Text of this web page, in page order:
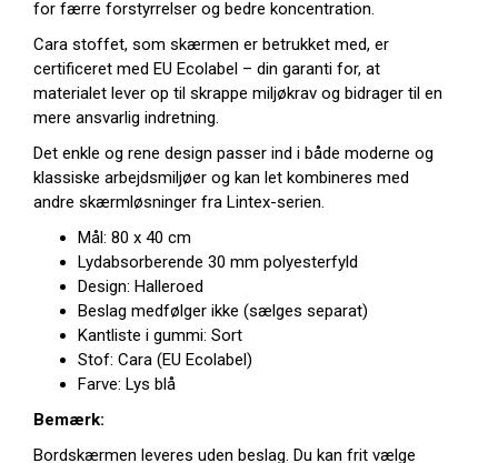
for færre forstyrrelser og bedre koncentration.
Cara stoffet, som skærmen er betrukket med, er
certificeret med EU Ecolabel – din garanti for, at
materialet lever op til skrappe miljøkrav og bidrager til en
mere ansvarlig indretning.
Det enkle og rene design passer ind i både moderne og
klassiske arbejdsmiljøer og kan let kombineres med
andre skærmløsninger fra Lintex-serien.
Mål: 80 x 40 cm
Lydabsorberende 30 mm polyesterfyld
Design: Halleroed
Beslag medfølger ikke (sælges separat)
Kantliste i gummi: Sort
Stof: Cara (EU Ecolabel)
Farve: Lys blå
Bemærk:
Bordskærmen leveres uden beslag. Du kan frit vælge